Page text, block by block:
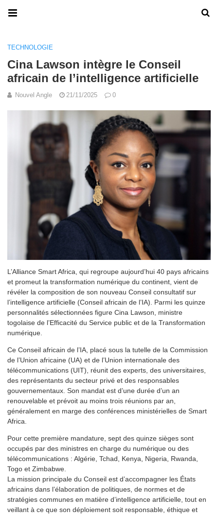
TECHNOLOGIE
Cina Lawson intègre le Conseil
africain de l’intelligence artificielle
Nouvel Angle 21/11/2025 0
L’Alliance Smart Africa, qui regroupe aujourd’hui 40 pays africains
et promeut la transformation numérique du continent, vient de
révéler la composition de son nouveau Conseil consultatif sur
l’intelligence artificielle (Conseil africain de l’IA). Parmi les quinze
personnalités sélectionnées figure Cina Lawson, ministre
togolaise de l’Efficacité du Service public et de la Transformation
numérique.
Ce Conseil africain de l’IA, placé sous la tutelle de la Commission
de l’Union africaine (UA) et de l’Union internationale des
télécommunications (UIT), réunit des experts, des universitaires,
des représentants du secteur privé et des responsables
gouvernementaux. Son mandat est d’une durée d’un an
renouvelable et prévoit au moins trois réunions par an,
généralement en marge des conférences ministérielles de Smart
Africa.
Pour cette première mandature, sept des quinze sièges sont
occupés par des ministres en charge du numérique ou des
télécommunications : Algérie, Tchad, Kenya, Nigeria, Rwanda,
Togo et Zimbabwe.
La mission principale du Conseil est d’accompagner les États
africains dans l’élaboration de politiques, de normes et de
stratégies communes en matière d’intelligence artificielle, tout en
veillant à ce que son déploiement soit responsable, éthique et